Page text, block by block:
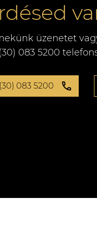
üzenetet
083 5200
083 5200